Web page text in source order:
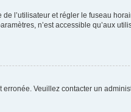
l’utilisateur et régler le fuseau
n’est accessible qu’aux
erronée. Veuillez contacter un